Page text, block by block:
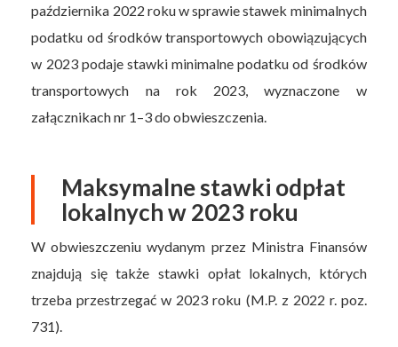
października 2022 roku w sprawie stawek minimalnych
podatku od środków transportowych obowiązujących
w 2023 podaje stawki minimalne podatku od środków
transportowych na rok 2023, wyznaczone w
załącznikach nr 1–3 do obwieszczenia.
Maksymalne stawki odpłat
lokalnych w 2023 roku
W obwieszczeniu wydanym przez Ministra Finansów
znajdują się także stawki opłat lokalnych, których
trzeba przestrzegać w 2023 roku (M.P. z 2022 r. poz.
731).